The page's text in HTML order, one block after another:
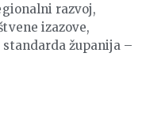
razvoj,
izazove,
županija –